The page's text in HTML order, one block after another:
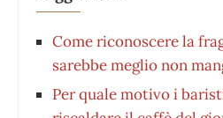
Come riconoscere la
sarebbe meglio non
Per quale motivo i